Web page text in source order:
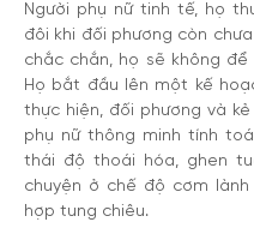
Người phụ nữ tinh tế, họ
đôi khi đối phương còn
chắc chắn, họ sẽ không
Họ bắt đầu lên một kế
thực hiện, đối phương và
phụ nữ thông minh tính
thái độ thoái hóa, ghen
chuyện ở chế độ cơm
hợp tung chiêu.